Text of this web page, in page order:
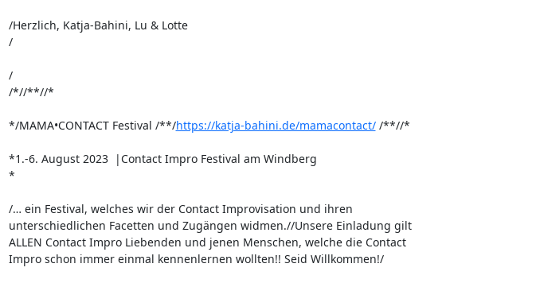
/Herzlich, Katja-Bahini, Lu & Lotte
/
/
/*//**//*
*/MAMA•CONTACT Festival /**/https://katja-bahini.de/mamacontact/ /**//*
*1.-6. August 2023  |Contact Impro Festival am Windberg
*
/… ein Festival, welches wir der Contact Improvisation und ihren
unterschiedlichen Facetten und Zugängen widmen.//Unsere Einladung gilt
ALLEN Contact Impro Liebenden und jenen Menschen, welche die Contact
Impro schon immer einmal kennenlernen wollten!! Seid Willkommen!/